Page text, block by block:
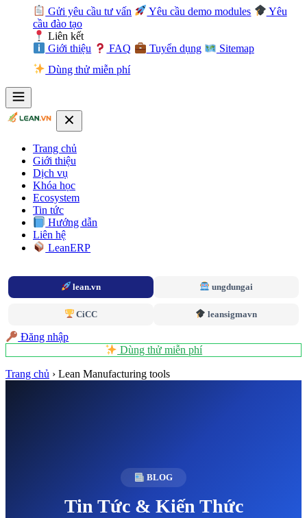
Gửi yêu cầu tư vấn
Yêu cầu demo modules
Yêu
cầu đào tạo
Liên kết
Giới thiệu
FAQ Tuyển dụng
Sitemap
Dùng thử miễn phí
Trang chủ
Giới thiệu
Dịch vụ
Khóa học
Ecosystem
Tin tức
Hướng dẫn
Liên hệ
LeanERP
lean.vn ungdungai
CiCC leansigmavn
Đăng nhập
Dùng thử miễn phí
Trang chủ › Lean Manufacturing tools
BLOG
Tin Tức & Kiến Thức